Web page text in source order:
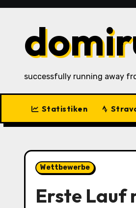
Zu
springen
successfully running away
Statistiken
Wettbewerbe
Erste Lauf